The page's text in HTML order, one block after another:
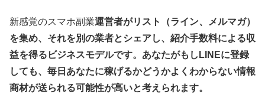
新感覚のスマホ副業運営者がリスト（ライン、メルマガ）
を集め、それを別の業者とシェアし、紹介手数料による収
益を得るビジネスモデルです。あなたがもしLINEに登録
しても、毎日あなたに稼げるかどうかよくわからない情報
商材が送られる可能性が高いと考えられます。